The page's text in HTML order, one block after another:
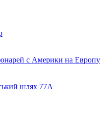
с Америки на Европу
шлях 77А